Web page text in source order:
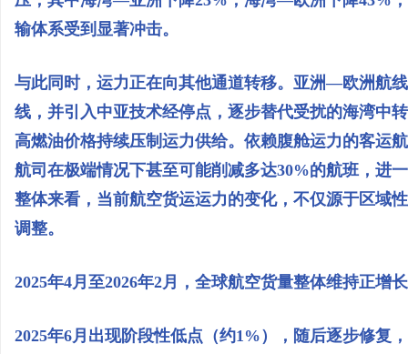
输体系受到显著冲击。
与此同时，运力正在向其他通道转移。亚洲—欧洲航
线，并引入中亚技术经停点，逐步替代受扰的海湾中
高燃油价格持续压制运力供给。依赖腹舱运力的客运
航司在极端情况下甚至可能削减多达30%的航班，进
整体来看，当前航空货运运力的变化，不仅源于区域
调整。
2025年4月至2026年2月，全球航空货量整体维持正增
2025年6月出现阶段性低点（约1%），随后逐步修复